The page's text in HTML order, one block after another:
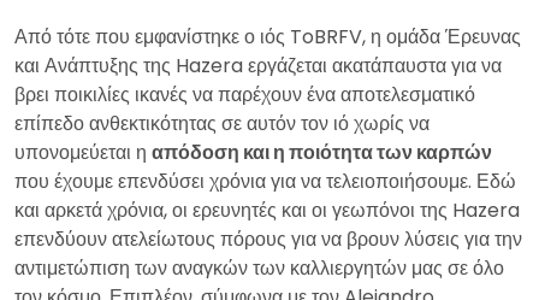
Από τότε που εμφανίστηκε ο ιός ToBRFV, η ομάδα Έρευνας
και Ανάπτυξης της Hazera εργάζεται ακατάπαυστα για να
βρει ποικιλίες ικανές να παρέχουν ένα αποτελεσματικό
επίπεδο ανθεκτικότητας σε αυτόν τον ιό χωρίς να
υπονομεύεται η απόδοση και η ποιότητα των καρπών
που έχουμε επενδύσει χρόνια για να τελειοποιήσουμε. Εδώ
και αρκετά χρόνια, οι ερευνητές και οι γεωπόνοι της Hazera
επενδύουν ατελείωτους πόρους για να βρουν λύσεις για την
αντιμετώπιση των αναγκών των καλλιεργητών μας σε όλο